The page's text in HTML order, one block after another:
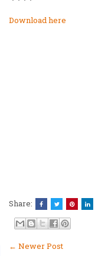
Download here
Share:
← Newer Post